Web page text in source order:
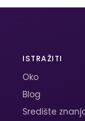
ISTRAŽITI
Oko
Blog
Središte